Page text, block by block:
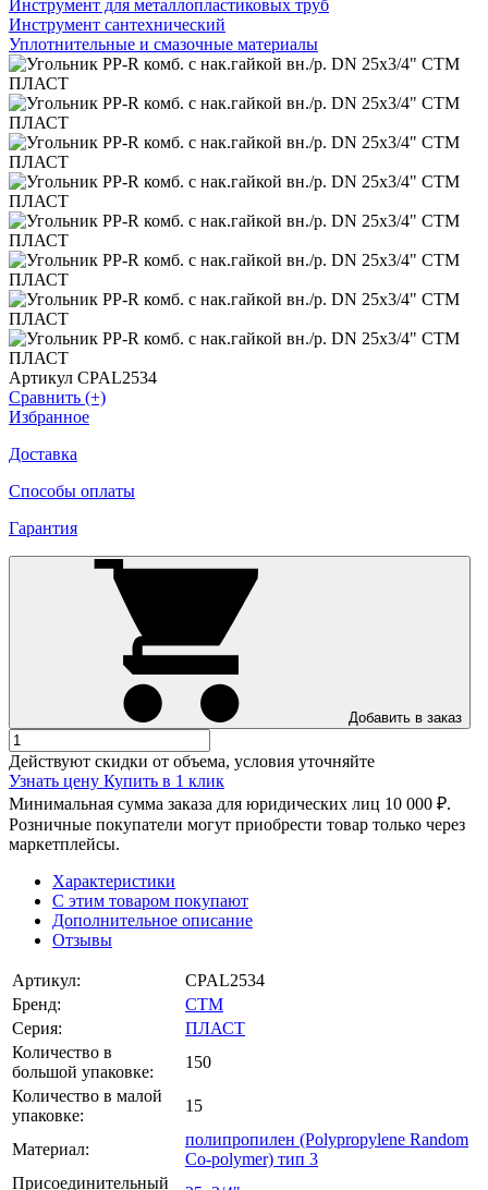
Инструмент для металлопластиковых труб
Инструмент сантехнический
Уплотнительные и смазочные материалы
Артикул CPAL2534
Сравнить (+)
Избранное
Доставка
Способы оплаты
Гарантия
Добавить в заказ
Действуют скидки от объема, условия уточняйте
Узнать цену Купить в 1 клик
Минимальная сумма заказа для юридических лиц 10 000 ₽.
Розничные покупатели могут приобрести товар только через
маркетплейсы.
Характеристики
С этим товаром покупают
Дополнительное описание
Отзывы
Артикул:
CPAL2534
Бренд:
СТМ
Серия:
ПЛАСТ
Количество в
большой упаковке:
150
Количество в малой
упаковке:
15
Материал:
полипропилен (Polypropylene Random
Co-polymer) тип 3
Присоединительный